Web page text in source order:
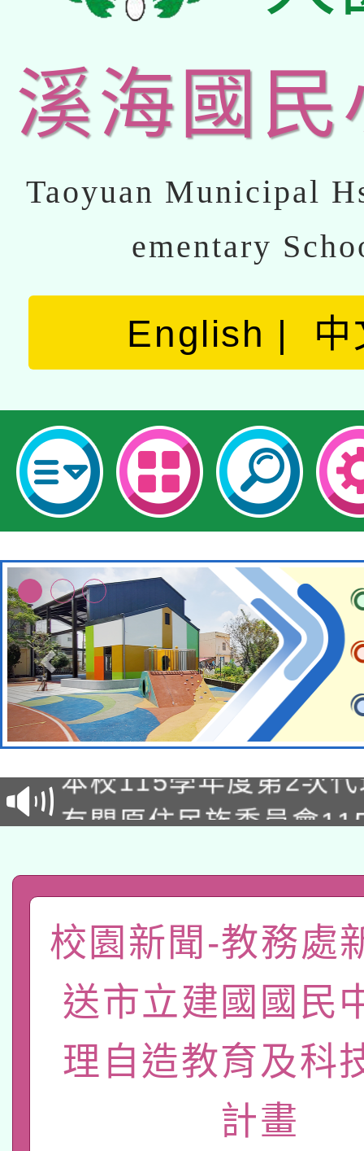
溪海國民
Taoyuan Municipal
ementary
English 中
本校115學年度第1次
第3次招考甄選結果公
次招考甄選結果公告(
有關原住民族委員會
一案。
答一案
有關本府115年70歲以
人員健康講座「吃得安
心」，鼓勵退休同仁踴
案。
本校115學年度第2次
招甄選結果公告(無人
招)
本館辦理115年度閱讀
暨閱讀推動專業研習
科技賦能─人工智慧
A3數位素養講師名單
本校115學年度第1次
校園新聞-教務處
送市立建國國民
理自造教育及科
計畫